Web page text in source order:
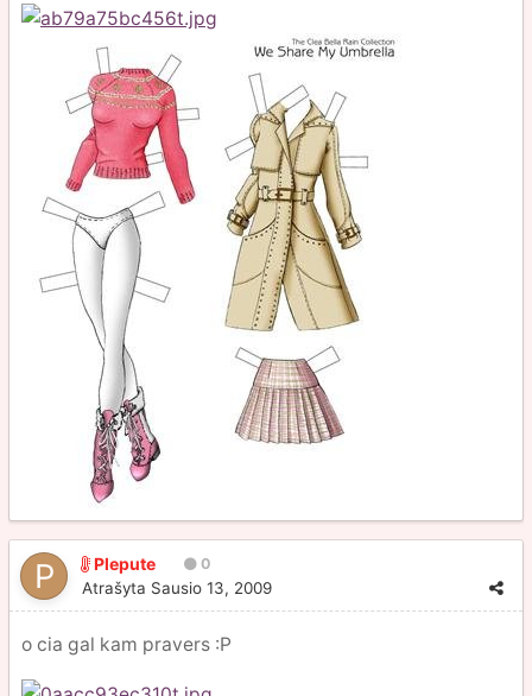
Plepute 0
Atrašyta Sausio 13, 2009
o cia gal kam pravers :P